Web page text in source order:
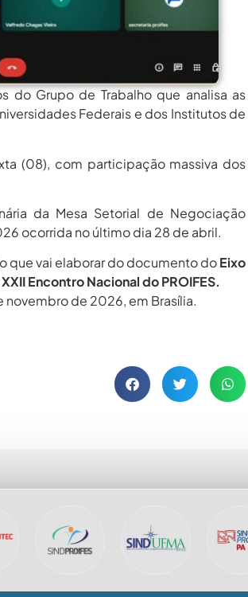
agosto 6, 2026
agosto 6, 2026
2026
agosto 6, 2026
do Grupo de Trabalho que analisa as
Federais e dos Institutos de
(08), com participação massiva dos
da Mesa Setorial de Negociação
ocorrida no último dia 28 de abril.
que vai elaborar do documento doEixo
Encontro Nacional do PROIFES.
novembro de 2026, em Brasília.